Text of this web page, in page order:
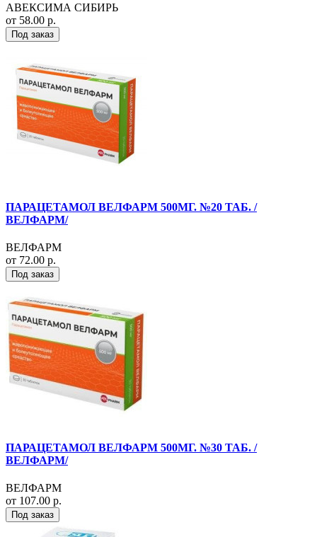
АВЕКСИМА СИБИРЬ
от 58.00 р.
Под заказ
ПАРАЦЕТАМОЛ ВЕЛФАРМ 500МГ. №20 ТАБ. /
ВЕЛФАРМ/
ВЕЛФАРМ
от 72.00 р.
Под заказ
ПАРАЦЕТАМОЛ ВЕЛФАРМ 500МГ. №30 ТАБ. /
ВЕЛФАРМ/
ВЕЛФАРМ
от 107.00 р.
Под заказ